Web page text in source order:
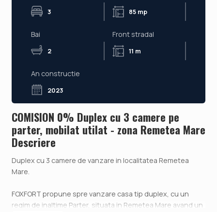
3 85 mp
Bai
2
Front stradal
11 m
An constructie
2023
COMISION 0% Duplex cu 3 camere pe
parter, mobilat utilat - zona Remetea Mare
Descriere
Duplex cu 3 camere de vanzare in localitatea Remetea
Mare.
FOXFORT propune spre vanzare casa tip duplex, cu un
regim de inaltime Parter, situata in Remetea Mare avand un